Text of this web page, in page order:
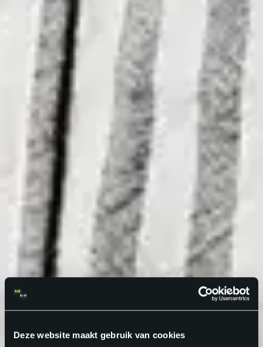
Deze website maakt gebruik van cookies